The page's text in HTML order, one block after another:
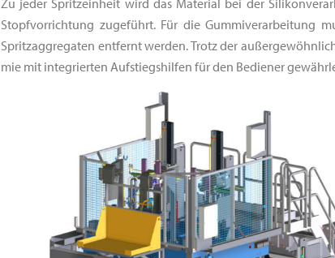
Zu jeder Spritzeinheit wird das Material bei der
Stopfvorrichtung zugeführt. Für die Gummiverarbeitung
Spritzaggregaten entfernt werden. Trotz der
mie mit integrierten Aufstiegshilfen für den Bediener